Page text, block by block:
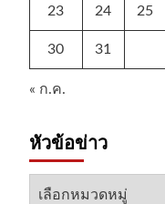
23 24 25
30 31
« ก.ค.
หัวข้อข่าว
หัวข้อ